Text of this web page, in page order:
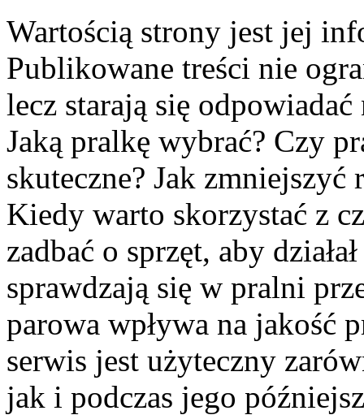
Wartością strony jest jej
Publikowane treści nie
lecz starają się
Jaką pralkę wybrać? Czy
skuteczne? Jak
Kiedy warto skorzystać z
zadbać o sprzęt, aby
sprawdzają się w pralni
parowa wpływa na jakość
serwis jest użyteczny
jak i podczas jego